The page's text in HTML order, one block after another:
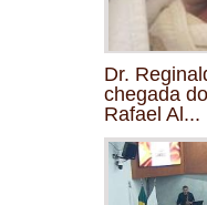
Dr.
chegada
Rafael Al...